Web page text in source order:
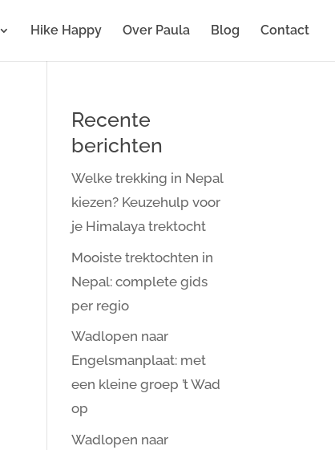
Hike Happy Over Paula Blog Contact
Recente
berichten
Welke trekking in Nepal
kiezen? Keuzehulp voor
je Himalaya trektocht
Mooiste trektochten in
Nepal: complete gids
per regio
Wadlopen naar
Engelsmanplaat: met
een kleine groep ’t Wad
op
Wadlopen naar